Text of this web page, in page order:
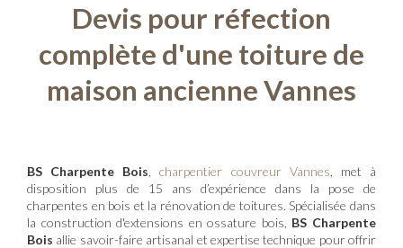
Devis pour réfection
complète d'une toiture de
maison ancienne Vannes
BS Charpente Bois ,charpentier couvreur Vannes , met à
disposition plus de 15 ans d’expérience dans la pose de
charpentes en bois et la rénovation de toitures. Spécialisée dans
la construction d'extensions en ossature bois, BS Charpente
Bois allie savoir-faire artisanal et expertise technique pour offrir